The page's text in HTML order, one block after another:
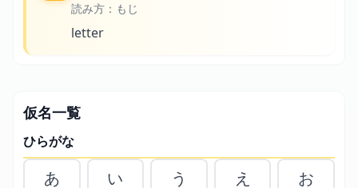
読み方： もじ
letter
仮名一覧
ひらがな
あ い う え お